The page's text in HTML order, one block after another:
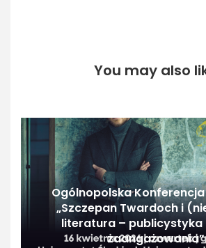
You may also
Ogólnopolska
„Szczepan Twardoch i
literatura –
zaangażowania”